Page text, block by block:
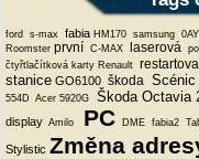
ford s-max fabia HM170 samsung
Roomster první C-MAX laserová
čtyřtlačítková karty Renault
stanice GO6100 škoda Scénic
554D Acer 5920G Škoda Octavia
display Amilo PC DME fabia2
Stylistic Změna